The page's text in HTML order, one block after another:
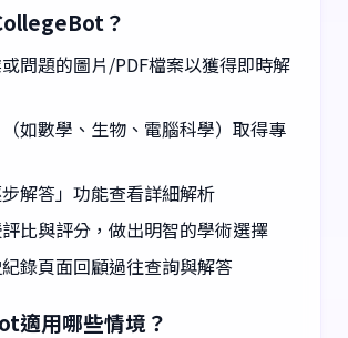
？
問題的圖片/PDF檔案以獲得即時解
如數學、生物、電腦科學）取得專
解答」功能查看詳細解析
比與評分，做出明智的學術選擇
錄頁面回顧過往查詢與解答
適用哪些情境？